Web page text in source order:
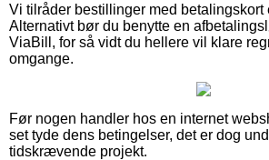
Vi tilråder bestillinger med betalingskort
Alternativt bør du benytte en
ViaBill, for så vidt du hellere vil klare
omgange.
Før nogen handler hos en internet
set tyde dens betingelser, det er dog
tidskrævende projekt.